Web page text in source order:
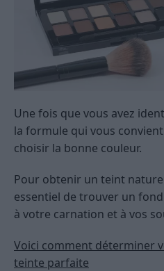
Une fois que vous avez
la formule qui vous
choisir la bonne couleur.
Pour obtenir un teint
essentiel de trouver un
à votre carnation et à vos
Voici comment déterminer
teinte parfaite